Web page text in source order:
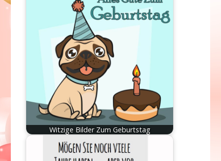
Witzige Bilder Zum Geburtstag